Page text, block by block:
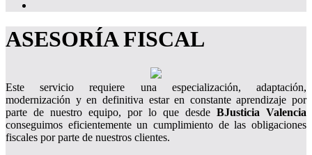
ASESORÍA FISCAL
Este servicio requiere una especialización, adaptación,
modernización y en definitiva estar en constante aprendizaje por
parte de nuestro equipo, por lo que desde BJusticia Valencia
conseguimos eficientemente un cumplimiento de las obligaciones
fiscales por parte de nuestros clientes.